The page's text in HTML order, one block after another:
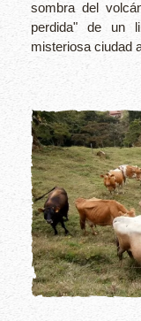
sombra del
perdida" de un
misteriosa ciudad